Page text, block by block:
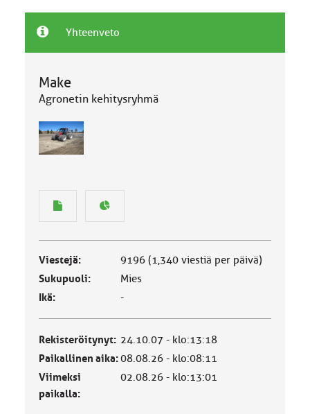
Yhteenveto
Make
Agronetin kehitysryhmä
Viestejä:
9196 (1,340 viestiä per päivä)
Sukupuoli:
Mies
Ikä:
-
Rekisteröitynyt: 24.10.07 - klo:13:18
Paikallinen aika:08.08.26 - klo:08:11
Viimeksi
paikalla:
02.08.26 - klo:13:01